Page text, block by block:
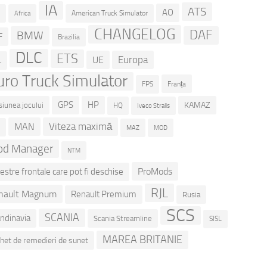
Africa IA American Truck Simulator AO ATS
BMW Brazilia CHANGELOG DAF
DLC ETS UE Europa
Truck Simulator FPS Franța
jocului GPS HP HQ Iveco Stralis KAMAZ
MAN Viteza maximă MAZ MOD
Manager NTM
frontale care pot fi deschise
ProMods
Magnum
Renault Premium RJL Rusia
SCANIA Scania Streamline SCS SISL
de remedieri de sunet MAREA BRITANIE